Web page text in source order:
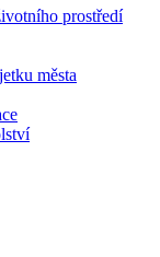
prostředí
města